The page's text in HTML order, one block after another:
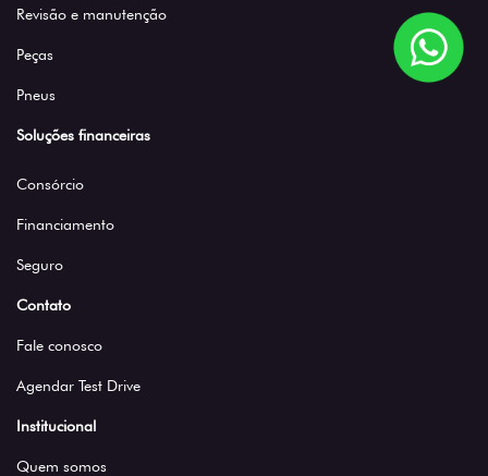
Revisão e manutenção
Peças
Pneus
Soluções financeiras
Consórcio
Financiamento
Seguro
Contato
Fale conosco
Agendar Test Drive
Institucional
Quem somos